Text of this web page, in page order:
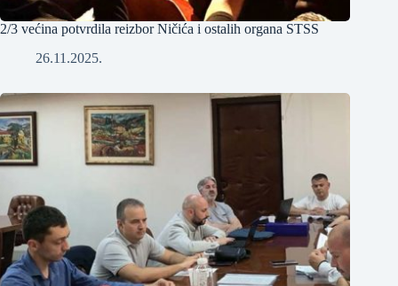
2/3 većina potvrdila reizbor Ničića i ostalih organa STSS
26.11.2025.